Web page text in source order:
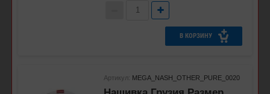
В КОРЗИНУ
Артикул: MEGA_NASH_OTHER_PURE_0020